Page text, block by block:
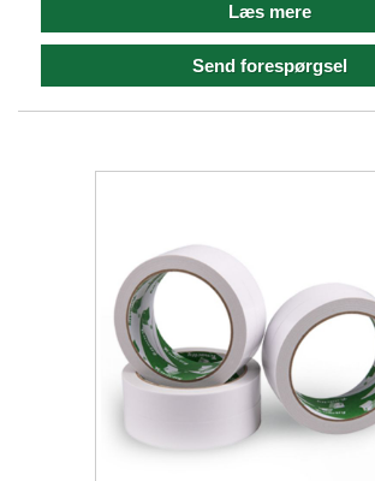
Læs mere
Send forespørgsel